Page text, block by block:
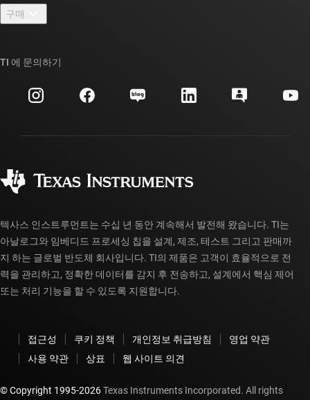
뉴스룸
이벤트
투자 관계
TI E2E™ 설계 지원 포럼
대체품 검색
고객 지원 센터
myTI 계정 FAQ
구매
주문 FAQ
TI 에 문의하기
텍사스 인스트루먼트는 수십 년 동안 계속해서 발전해 왔습니다. TI는
아날로그와 임베디드 프로세싱 칩을 설계, 제조, 테스트 그리고 판매까
지 하는 글로벌 반도체 회사입니다. TI의 제품은 고객이 효율적으로 전
력을 관리하고, 정확한 데이터를 감지 후 전송하고, 설계에서 핵심 제어
또는 처리 기능을 할 수 있도록 지원합니다.
접근성 쿠키 정책 개인정보 취급방침
영업 약관
사용 약관
상표 웹 사이트 의견
© Copyright 1995-2026Texas Instruments Incorporated. All rights